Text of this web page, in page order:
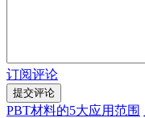
订阅评论
PBT材料的5大应用范围